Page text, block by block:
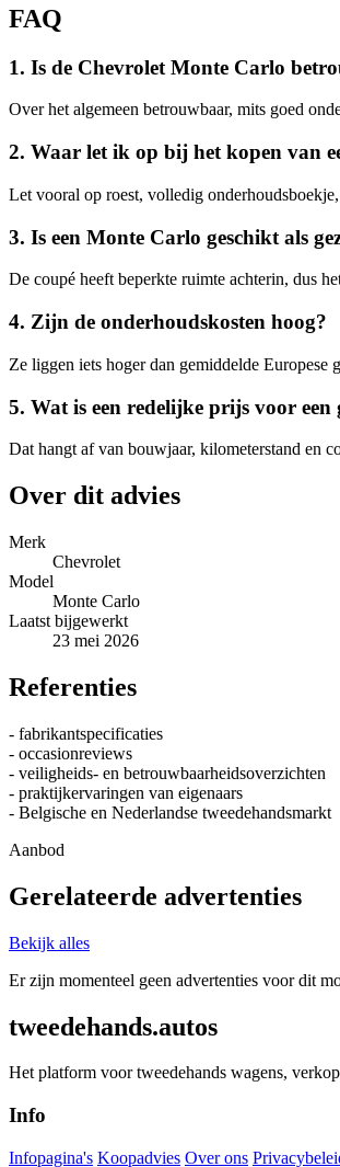
FAQ
1. Is de Chevrolet Monte Carlo
Over het algemeen betrouwbaar, mits goed
2. Waar let ik op bij het kopen van
Let vooral op roest, volledig
3. Is een Monte Carlo geschikt als
De coupé heeft beperkte ruimte achterin, dus
4. Zijn de onderhoudskosten hoog?
Ze liggen iets hoger dan gemiddelde
5. Wat is een redelijke prijs voor
Dat hangt af van bouwjaar, kilometerstand en
Over dit advies
Merk
Chevrolet
Model
Monte Carlo
Laatst bijgewerkt
23 mei 2026
Referenties
- fabrikantspecificaties
- occasionreviews
- veiligheids- en betrouwbaarheidsoverzichten
- praktijkervaringen van eigenaars
- Belgische en Nederlandse tweedehandsmarkt
Aanbod
Gerelateerde advertenties
Bekijk alles
Er zijn momenteel geen advertenties voor dit
tweedehands.autos
Het platform voor tweedehands wagens,
Info
Infopagina's Koopadvies Over ons